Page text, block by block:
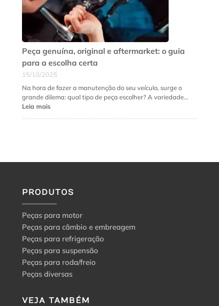
carro
precisa
de
revisão
urgente
Peça genuína, original e aftermarket: o guia
para a escolha certa
15/10/2025
Na hora de fazer a manutenção do seu veículo, surge o
grande dilema: qual tipo de peça escolher? A variedade…
Leia mais:
o
a
PRODUTOS
Peças para motor
Peças para câmbio e embreagem
Peças para refrigeração
Peças para suspensão
Peças para roda/freio
Peças diversas
VEJA TAMBÉM